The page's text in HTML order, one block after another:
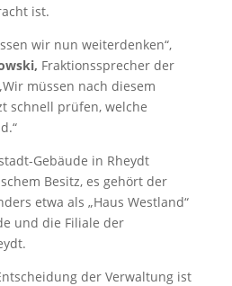
ist.
wir nun weiterdenken“,
Fraktionssprecher der
müssen nach diesem
schnell prüfen, welche
Gebäude in Rheydt
Besitz, es gehört der
etwa als „Haus Westland“
und die Filiale der
der Verwaltung ist